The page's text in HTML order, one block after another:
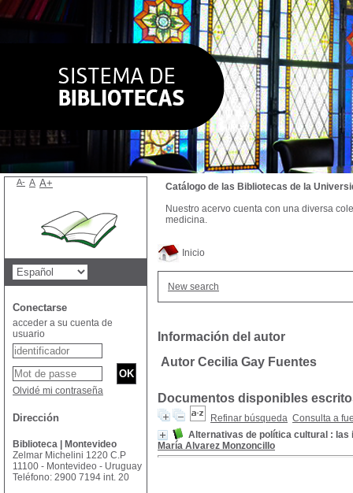
Inicio
New search
Información del autor
Autor Cecilia Gay Fuentes
Documentos disponibles
Refinar búsqueda Consulta a
Alternativas de política cultural : las
María Alvarez Monzoncillo
Catálogo de las Bibliotecas de la
Nuestro acervo cuenta con una diversa
medicina.
A- A A+
Conectarse
acceder a su cuenta de
usuario
Olvidé mi contraseña
Dirección
Biblioteca | Montevideo
Zelmar Michelini 1220 C.P
11100 - Montevideo - Uruguay
Teléfono: 2900 7194 int. 20